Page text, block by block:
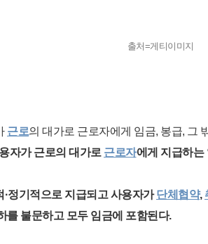
출처=게티이미지
근로의 대가로 근로자에게 임금, 봉급, 그
자가 근로의 대가로 근로자에게 지급하는
·정기적으로 지급되고 사용자가단체협약,
를 불문하고 모두 임금에 포함된다.